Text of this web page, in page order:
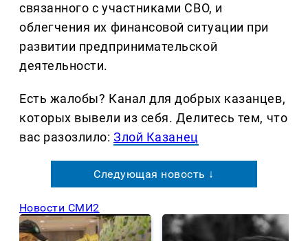
связанного с участниками СВО, и
облегчения их финансовой ситуации при
развитии предпринимательской
деятельности.
Есть жалобы? Канал для добрых казанцев,
которых вывели из себя. Делитеcь тем, что
вас разозлило:Злой Казанец
Следующая новость ↓
Новости СМИ2